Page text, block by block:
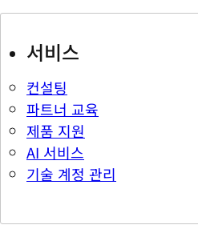
서비스
컨설팅
파트너 교육
제품 지원
AI 서비스
기술 계정 관리